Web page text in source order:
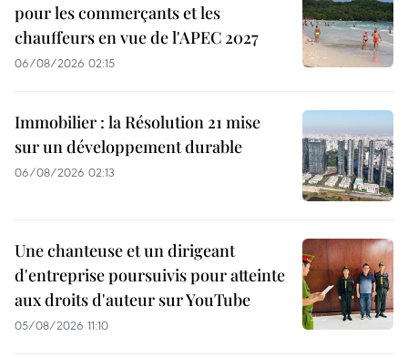
pour les commerçants et les
chauffeurs en vue de l'APEC 2027
06/08/2026 02:15
Immobilier : la Résolution 21 mise
sur un développement durable
06/08/2026 02:13
Une chanteuse et un dirigeant
d'entreprise poursuivis pour atteinte
aux droits d'auteur sur YouTube
05/08/2026 11:10